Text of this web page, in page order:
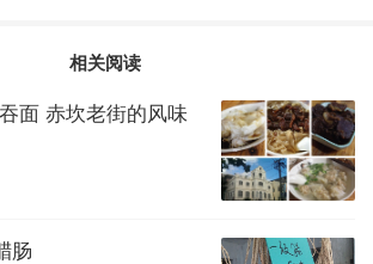
相关阅读
面 赤坎老街的风味
肠